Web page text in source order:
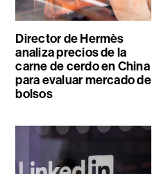
Director de Hermès
analiza precios de la
carne de cerdo en China
para evaluar mercado de
bolsos